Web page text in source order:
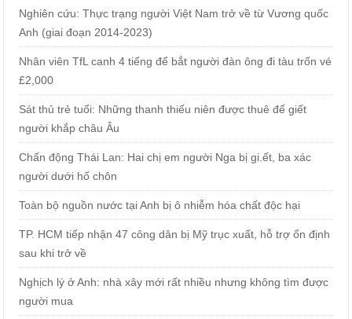
Nghiên cứu: Thực trạng người Việt Nam trở về từ Vương quốc
Anh (giai đoạn 2014-2023)
Nhân viên TfL canh 4 tiếng để bắt người đàn ông đi tàu trốn vé
£2,000
Sát thủ trẻ tuổi: Những thanh thiếu niên được thuê để giết
người khắp châu Âu
Chấn động Thái Lan: Hai chị em người Nga bị gi.ết, ba xác
người dưới hố chôn
Toàn bộ nguồn nước tại Anh bị ô nhiễm hóa chất độc hại
TP. HCM tiếp nhận 47 công dân bị Mỹ trục xuất, hỗ trợ ổn định
sau khi trở về
Nghịch lý ở Anh: nhà xây mới rất nhiều nhưng không tìm được
người mua